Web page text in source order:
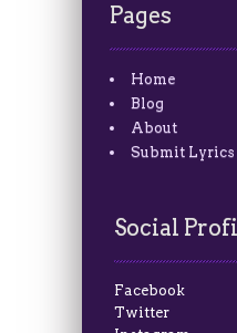
Pages
Home
Blog
About
Submit Lyrics
Social
Facebook
Twitter